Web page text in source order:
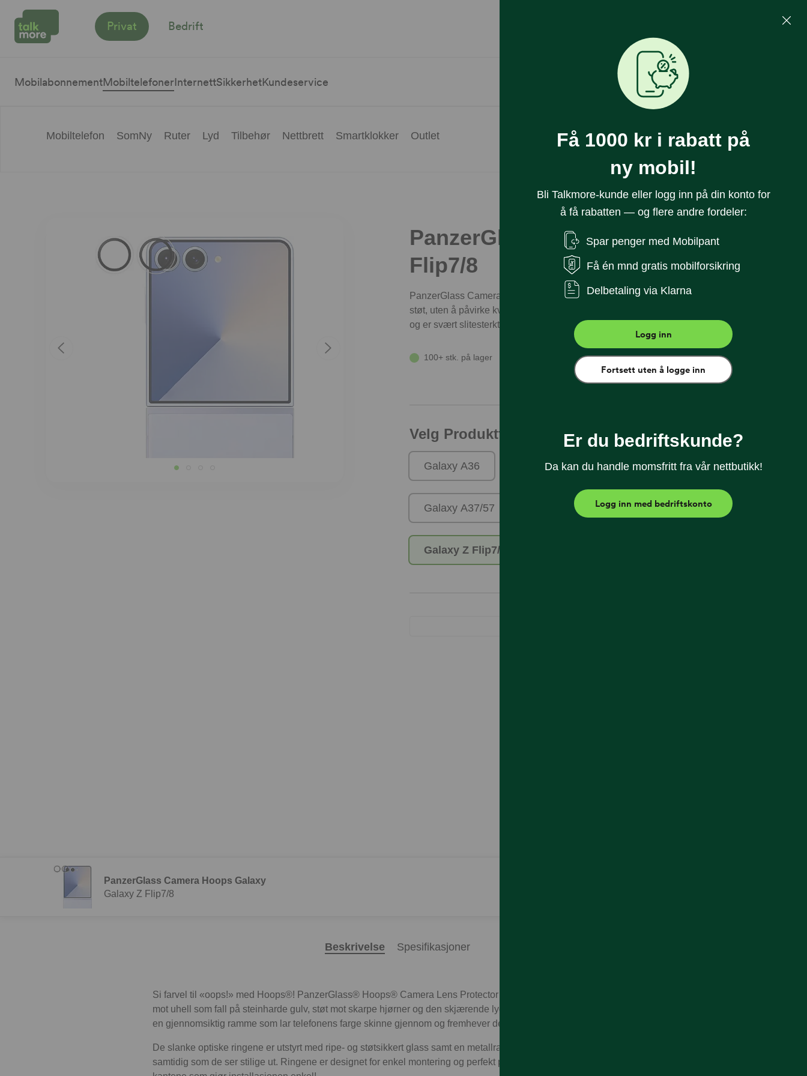
Privat Bedrift
MobilabonnementMobiltelefonerInternettSikkerhetKundeservice
Mobiltelefon SomNy Ruter Lyd Tilbehør Nettbrett Smartklokker Outlet
PanzerGlass Camera Hoops Z
Flip7/8
PanzerGlass Camera Protector beskytter kameralinsene på enheten mot riper og
støt, uten å påvirke kvaliteten på bildene du tar. Produktet er laget av herdet glass
og er svært slitesterkt.
100+ stk. på lager
Velg Produktfamilie
Galaxy A36 Galaxy A56 Galaxy Z Flip7 FE
Galaxy A37/57 Galaxy Z Fold8 Galaxy Z Fold7/8
Galaxy Z Flip7/8
PanzerGlass Camera Hoops Galaxy
Galaxy Z Flip7/8
Beskrivelse Spesifikasjoner
Si farvel til «oops!» med Hoops®! PanzerGlass® Hoops® Camera Lens Protector holder kameralinsene dine trygge
mot uhell som fall på steinharde gulv, støt mot skarpe hjørner og den skjærende lyden av nøkler i lomma. Hoops® har
en gjennomsiktig ramme som lar telefonens farge skinne gjennom og fremhever det naturlige utseendet.
De slanke optiske ringene er utstyrt med ripe- og støtsikkert glass samt en metallramme som beskytter linsene
samtidig som de ser stilige ut. Ringene er designet for enkel montering og perfekt passform. De har et silikonlim langs
Få 1000 kr i rabatt på
ny mobil!
Bli Talkmore-kunde eller logg inn på din konto for
å få rabatten — og flere andre fordeler:
Spar penger med Mobilpant
Få én mnd gratis mobilforsikring
Delbetaling via Klarna
Logg inn
Fortsett uten å logge inn
Er du bedriftskunde?
Da kan du handle momsfritt fra vår nettbutikk!
Logg inn med bedriftskonto